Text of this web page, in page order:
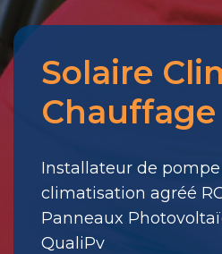
Merci
pour
votre
Il
a
été
envoyé.
Solaire
Chauffage
Installateur de
climatisation agréé
Panneaux
QualiPv